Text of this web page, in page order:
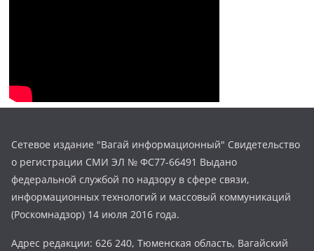
Сетевое издание "Вагай информационный" Свидетельство
о регистрации СМИ ЭЛ № ФС77-66491 Выдано
федеральной службой по надзору в сфере связи,
информационных технологий и массовый коммуникаций
(Роскомнадзор) 14 июля 2016 года.
Адрес редакции: 626 240, Тюменская область, Вагайский